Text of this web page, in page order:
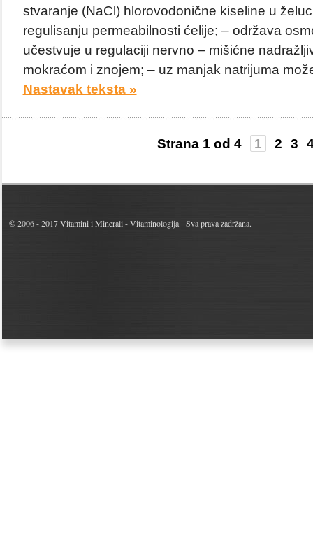
stvaranje (NaCl) hlorovodonične kiseline u
regulisanju permeabilnosti ćelije; – održava
učestvuje u regulaciji nervno – mišićne
mokraćom i znojem; – uz manjak natrijuma
Nastavak teksta »
Strana 1 od 4 1 2 3
© 2006 - 2017Vitamini i Minerali - Vitaminologija Sva prava zadržana.